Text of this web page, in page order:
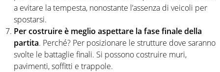
a evitare la tempesta, nonostante l’assenza di veicoli per
spostarsi.
Per costruire è meglio aspettare la fase finale della
partita. Perché? Per posizionare le strutture dove saranno
svolte le battaglie finali. Si possono costruire muri,
pavimenti, soffitti e trappole.